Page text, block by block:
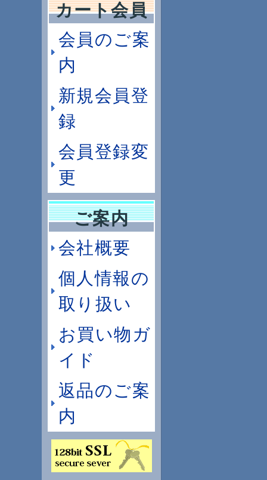
カート会員
会員のご案
内
新規会員登
録
会員登録変
更
ご案内
会社概要
個人情報の
取り扱い
お買い物ガ
イド
返品のご案
内